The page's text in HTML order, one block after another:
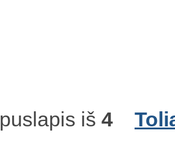
puslapis iš 4